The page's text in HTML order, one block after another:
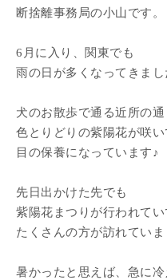
断捨離事務局の小山です。
6月に入り、関東でも
雨の日が多くなってきまし
犬のお散歩で通る近所の通
色とりどりの紫陽花が咲い
目の保養になっています♪
先日出かけた先でも
紫陽花まつりが行われてい
たくさんの方が訪れていま
暑かったと思えば、急に冷